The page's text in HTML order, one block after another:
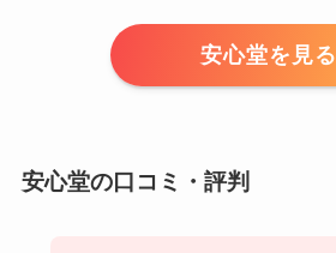
安心堂を見る
安心堂の口コミ・評判